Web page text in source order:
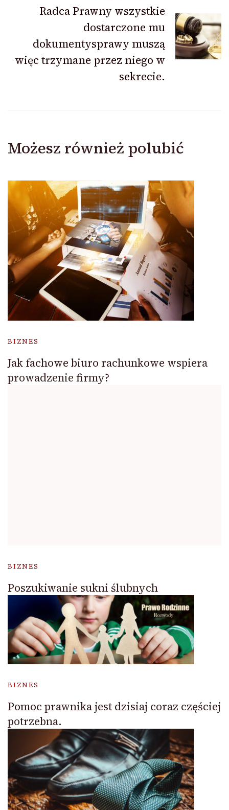
Radca Prawny wszystkie
dostarczone mu
dokumentysprawy muszą
więc trzymane przez niego w
sekrecie.
Możesz również polubić
BIZNES
Jak fachowe biuro rachunkowe wspiera
prowadzenie firmy?
BIZNES
Poszukiwanie sukni ślubnych
BIZNES
Pomoc prawnika jest dzisiaj coraz częściej
potrzebna.